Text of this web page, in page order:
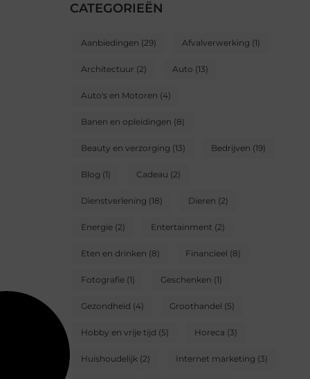
CATEGORIEËN
Aanbiedingen (29) Afvalverwerking (1)
Architectuur (2) Auto (13)
Auto's en Motoren (4)
Banen en opleidingen (8)
Beauty en verzorging (13) Bedrijven (19)
Blog (1) Cadeau (2)
Dienstverlening (18) Dieren (2)
Energie (2) Entertainment (2)
Eten en drinken (8) Financieel (8)
Fotografie (1) Geschenken (1)
Gezondheid (4) Groothandel (5)
Hobby en vrije tijd (5) Horeca (3)
Huishoudelijk (2) Internet marketing (3)